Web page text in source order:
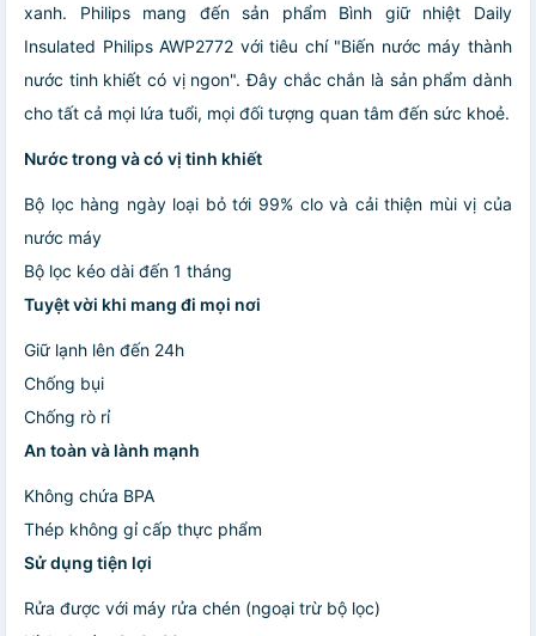
xanh. Philips mang đến sản phẩm Bình giữ nhiệt Daily
Insulated Philips AWP2772 với tiêu chí "Biến nước máy thành
nước tinh khiết có vị ngon". Đây chắc chắn là sản phẩm dành
cho tất cả mọi lứa tuổi, mọi đối tượng quan tâm đến sức khoẻ.
Nước trong và có vị tinh khiết
Bộ lọc hàng ngày loại bỏ tới 99% clo và cải thiện mùi vị của
nước máy
Bộ lọc kéo dài đến 1 tháng
Tuyệt vời khi mang đi mọi nơi
Giữ lạnh lên đến 24h
Chống bụi
Chống rò rỉ
An toàn và lành mạnh
Không chứa BPA
Thép không gỉ cấp thực phẩm
Sử dụng tiện lợi
Rửa được với máy rửa chén (ngoại trừ bộ lọc)